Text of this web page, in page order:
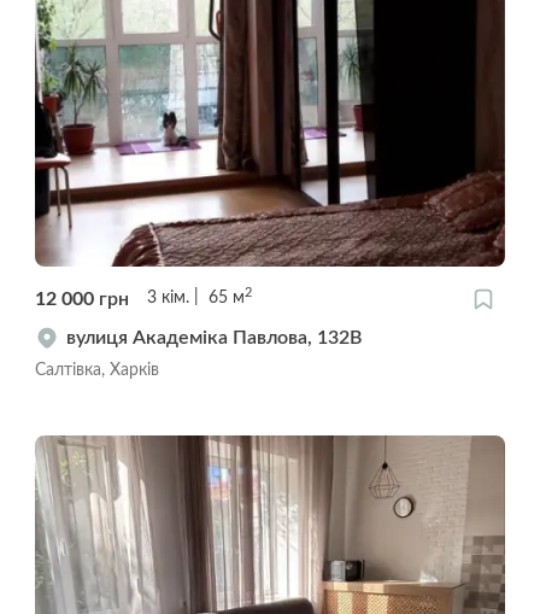
12 000 грн 3 кім. 65 м 2
вулиця Академіка Павлова, 132В
Салтівка, Харків